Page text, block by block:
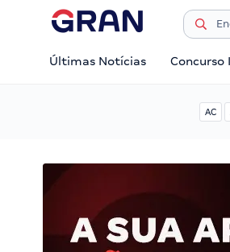
Últimas Notícias Concurso
AC